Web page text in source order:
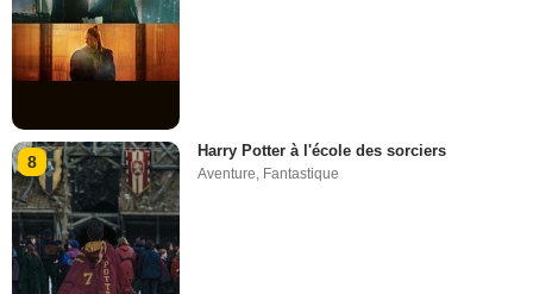
8
Harry Potter à l'école des sorciers
Aventure, Fantastique